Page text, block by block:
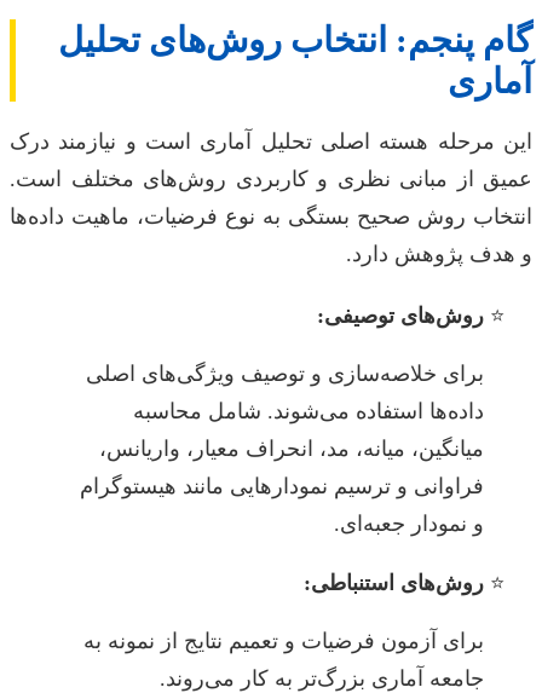
گام پنجم: انتخاب روش‌های تحلیل
آماری
این مرحله هسته اصلی تحلیل آماری است و نیازمند درک
عمیق از مبانی نظری و کاربردی روش‌های مختلف است.
انتخاب روش صحیح بستگی به نوع فرضیات، ماهیت داده‌ها
و هدف پژوهش دارد.
روش‌های توصیفی:
برای خلاصه‌سازی و توصیف ویژگی‌های اصلی
داده‌ها استفاده می‌شوند. شامل محاسبه
میانگین، میانه، مد، انحراف معیار، واریانس،
فراوانی و ترسیم نمودارهایی مانند هیستوگرام
و نمودار جعبه‌ای.
روش‌های استنباطی:
برای آزمون فرضیات و تعمیم نتایج از نمونه به
جامعه آماری بزرگ‌تر به کار می‌روند.